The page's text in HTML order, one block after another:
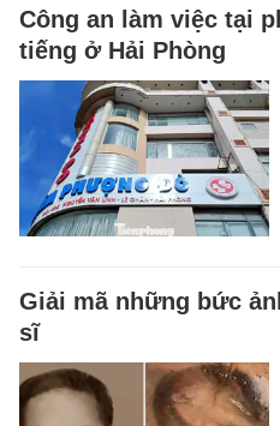
Công an làm việc tại
tiếng ở Hải Phòng
Giải mã những bức
sĩ